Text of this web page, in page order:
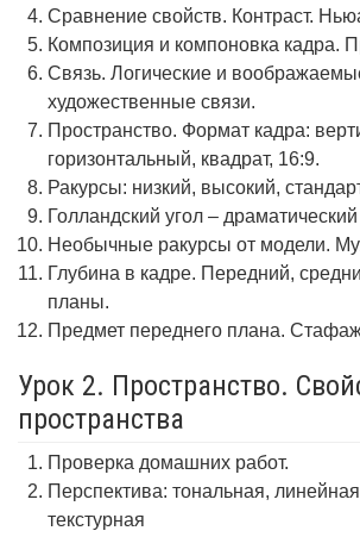
Сравнение свойств. Контраст.
Композиция и компоновка кадра.
Связь. Логические и
художественные связи.
Пространство. Формат кадра:
горизонтальный, квадрат, 16:9.
Ракурсы: низкий, высокий,
Голландский угол –
Необычные ракурсы от модели.
Глубина в кадре. Передний,
планы.
Предмет переднего плана.
Урок 2. Пространство.
пространства
Проверка домашних работ.
Перспектива: тональная,
текстурная